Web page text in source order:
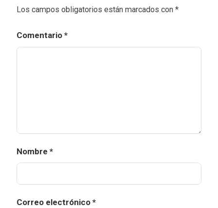
Los campos obligatorios están marcados con *
Comentario *
Nombre *
Correo electrónico *